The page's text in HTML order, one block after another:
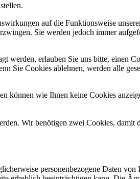
auf die Funktionsweise
Sie werden jedoch immer
werden, erlauben Sie uns bitte, einen
Sie Cookies ablehnen, werden alle
können wie Ihnen keine Cookies
Wir benötigen zwei Cookies, damit
personenbezogene Daten von